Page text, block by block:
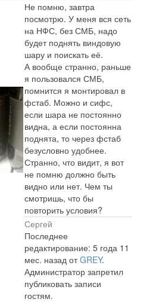
Не помню, завтра
посмотрю. У меня вся сеть
на НФС, без СМБ, надо
будет поднять виндовую
шару и поискать её.
А вообще странно, раньше
я пользовался СМБ,
помнится я монтировал в
фстаб. Можно и сифс,
если шара не постоянно
видна, а если постоянна
поднята, то через фстаб
безусловно удобнее.
Странно, что видит, я вот
не помню должно быть
видно или нет. Чем ты
смотришь, что бы
повторить условия?
Сергей
Последнее
редактирование: 5 года 11
мес. назад отGREY.
Администратор запретил
публиковать записи
гостям.